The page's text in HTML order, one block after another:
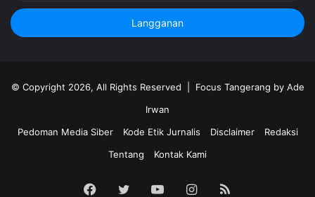
email
Anda
© Copyright 2026, All Rights Reserved | Focus Tangerang by Ade
Irwan
Pedoman Media Siber
Kode Etik Jurnalis Disclaimer
Redaksi
Tentang
Kontak Kami
Facebook
TwitterYouTubeInstagram
RSS